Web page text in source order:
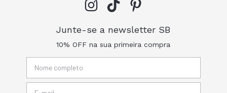
Junte-se a newsletter SB
10% OFF na sua primeira compra